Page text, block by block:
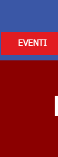
EVENTI